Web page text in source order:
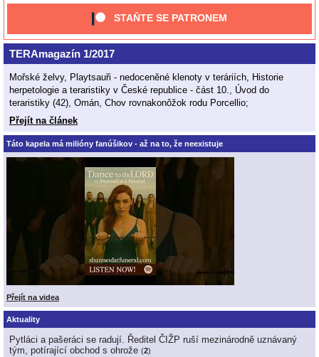
STAŇTE SE PATRONEM
TERAmagazín 1/2017
Mořské želvy, Playtsauři - nedoceněné klenoty v teráriích, Historie
herpetologie a teraristiky v České republice - část 10., Úvod do
teraristiky (42), Omán, Chov rovnakonôžok rodu Porcellio;
Přejít na článek
Táto kapela má milióny fanúšikov - až na to, že neexistuje
Přejít na videa
Aktuality
Pytláci a pašeráci se radují. Ředitel ČIŽP ruší mezinárodně uznávaný
tým, potírající obchod s ohrože (2)